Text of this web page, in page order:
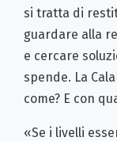
si tratta di
guardare alla
e cercare
spende. La
come? E con
«Se i livelli